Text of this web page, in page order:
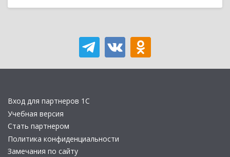
Вход для партнеров 1С
Учебная версия
Стать партнером
Политика конфиденциальности
Замечания по сайту